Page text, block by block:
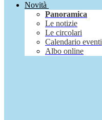
Novità
Panoramica
Le notizie
Le circolari
Calendario eventi
Albo online